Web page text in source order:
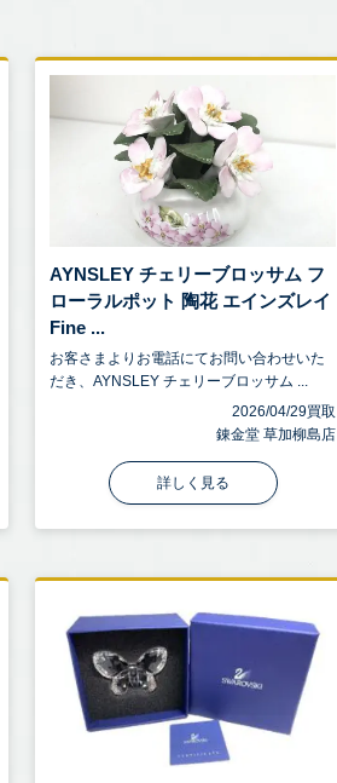
AYNSLEY チェリーブロッサム フ
ローラルポット 陶花 エインズレイ
Fine ...
お客さまよりお電話にてお問い合わせいた
だき、AYNSLEY チェリーブロッサム ...
2026/04/29買取
錬金堂 草加柳島店
詳しく見る